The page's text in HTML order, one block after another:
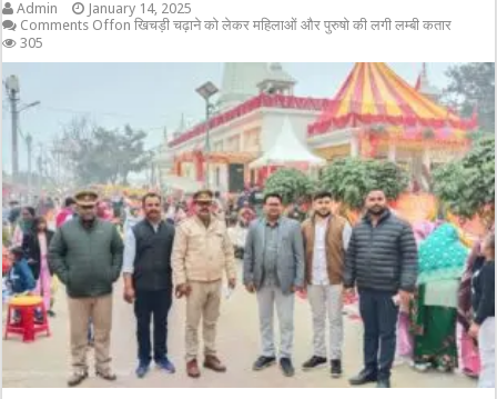
Admin
January 14, 2025
Comments Offon खिचड़ी चढ़ाने को लेकर महिलाओं और पुरुषो की लगी लम्बी कतार
305